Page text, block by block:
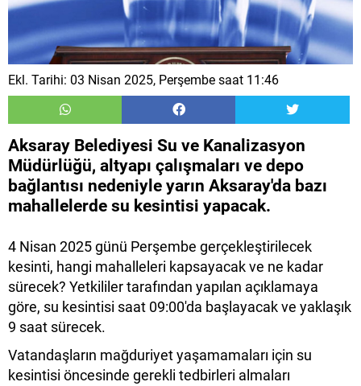
Ekl. Tarihi: 03 Nisan 2025, Perşembe saat 11:46
Aksaray Belediyesi Su ve Kanalizasyon
Müdürlüğü, altyapı çalışmaları ve depo
bağlantısı nedeniyle yarın Aksaray'da bazı
mahallelerde su kesintisi yapacak.
4 Nisan 2025 günü Perşembe gerçekleştirilecek
kesinti, hangi mahalleleri kapsayacak ve ne kadar
sürecek? Yetkililer tarafından yapılan açıklamaya
göre, su kesintisi saat 09:00'da başlayacak ve yaklaşık
9 saat sürecek.
Vatandaşların mağduriyet yaşamamaları için su
kesintisi öncesinde gerekli tedbirleri almaları